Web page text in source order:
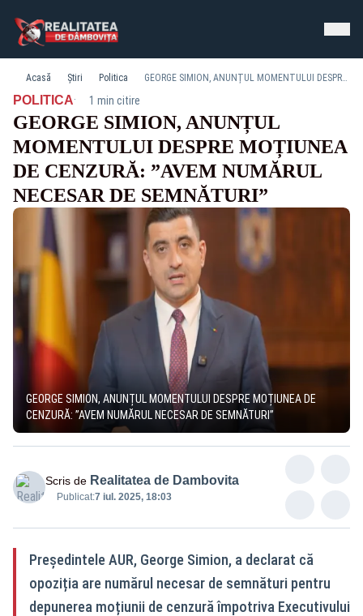
Acasă Știri Politica GEORGE SIMION, ANUNȚUL MOMENTULUI DESPRE MOȚIUNEA DE CENZURĂ: ”AVEM NUMĂRUL NECESAR DE SEMNĂTURI”
POLITICA· 1 min citire
GEORGE SIMION, ANUNȚUL
MOMENTULUI DESPRE MOȚIUNEA
DE CENZURĂ: ”AVEM NUMĂRUL
NECESAR DE SEMNĂTURI”
GEORGE SIMION, ANUNȚUL MOMENTULUI DESPRE MOȚIUNEA DE
CENZURĂ: ”AVEM NUMĂRUL NECESAR DE SEMNĂTURI”
Scris de Realitatea de Dambovita
Publicat:7 iul. 2025, 18:03
Președintele AUR, George Simion, a declarat că
opoziția are numărul necesar de semnături pentru
depunerea moțiunii de cenzură împotriva Executivului